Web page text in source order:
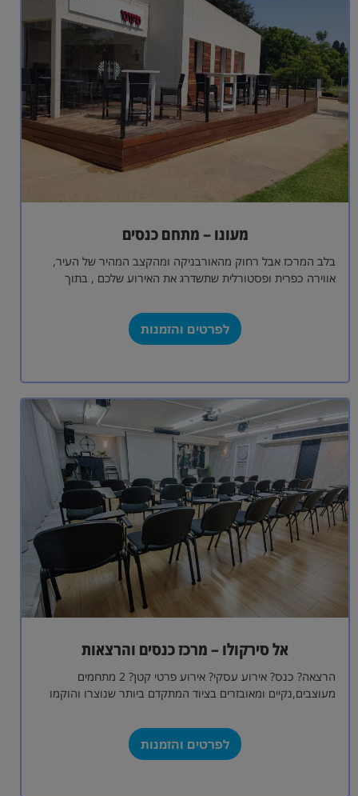
מעונו – מתחם כנסים
בלב המרכז אבל רחוק מהאורבניקה ומהקצב המהיר של העיר,
אווירה כפרית ופסטורלית שתשדרג את האירוע שלכם , בתוך
לפרטים והזמנות
אל סירקולו – מרכז כנסים והרצאות
הרצאה? כנס? אירוע עסקי? אירוע פרטי קטן? 2 מתחמים
מעוצבים,נקיים ומאובזרים בציוד המתקדם ביותר שנוצרו והוקמו
לפרטים והזמנות